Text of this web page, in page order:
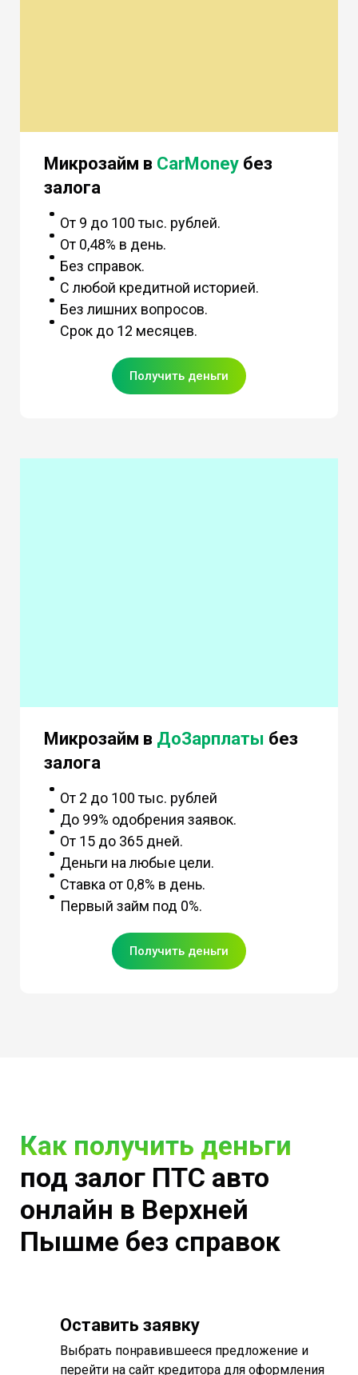
Микрозайм в CarMoney без
залога
От 9 до 100 тыс. рублей.
От 0,48% в день.
Без справок.
С любой кредитной историей.
Без лишних вопросов.
Срок до 12 месяцев.
Получить деньги
Микрозайм в ДоЗарплаты без
залога
От 2 до 100 тыс. рублей
До 99% одобрения заявок.
От 15 до 365 дней.
Деньги на любые цели.
Ставка от 0,8% в день.
Первый займ под 0%.
Получить деньги
Как получить деньги
под залог ПТС авто
онлайн в Верхней
Пышме без справок
Оставить заявку
Выбрать понравившееся предложение и
перейти на сайт кредитора для оформления